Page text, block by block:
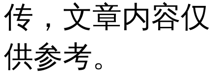
传，文章内容仅
供参考。